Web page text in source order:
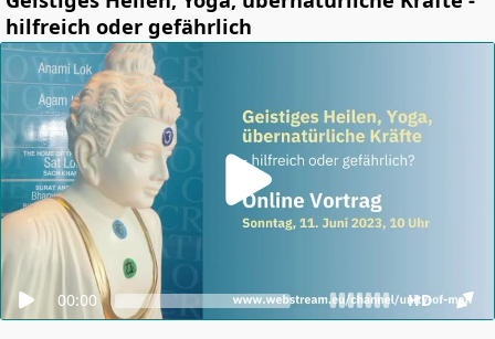
hilfreich oder gefährlich
00:00 HD